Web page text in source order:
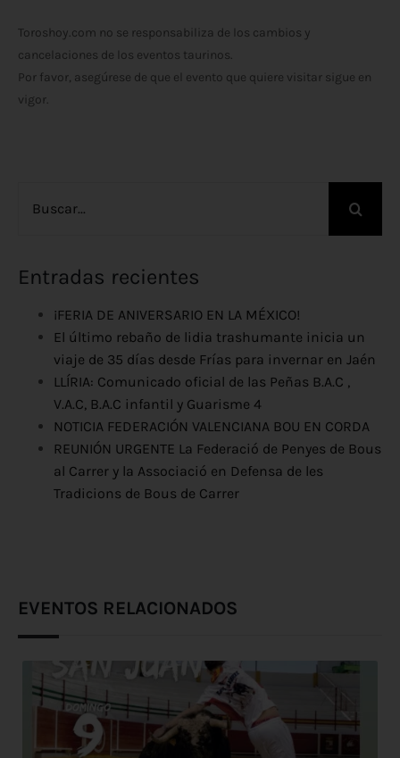
Toroshoy.com no se responsabiliza de los cambios y
cancelaciones de los eventos taurinos.
Por favor, asegúrese de que el evento que quiere visitar sigue en
vigor.
Entradas recientes
¡FERIA DE ANIVERSARIO EN LA MÉXICO!
El último rebaño de lidia trashumante inicia un
viaje de 35 días desde Frías para invernar en Jaén
LLÍRIA: Comunicado oficial de las Peñas B.A.C ,
V.A.C, B.A.C infantil y Guarisme 4
NOTICIA FEDERACIÓN VALENCIANA BOU EN CORDA
REUNIÓN URGENTE La Federació de Penyes de Bous
al Carrer y la Associació en Defensa de les
Tradicions de Bous de Carrer
EVENTOS RELACIONADOS